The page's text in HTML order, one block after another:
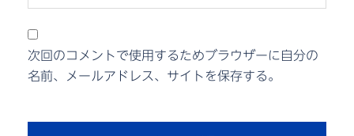
次回のコメントで使用するためブラウザーに自分の
名前、メールアドレス、サイトを保存する。